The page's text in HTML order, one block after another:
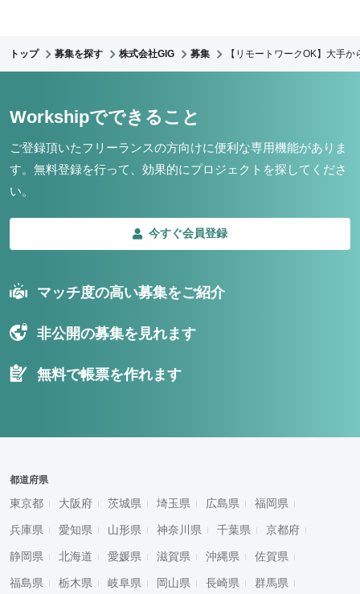
トップ 募集を探す 株式会社GIG 募集 【リモートワークOK】大手
Workshipでできること
ご登録頂いたフリーランスの方向けに便利な専用機能がありま
す。 無料登録を行って、効果的にプロジェクトを探してくださ
い。
今すぐ会員登録
マッチ度の高い募集をご紹介
非公開の募集を見れます
無料で帳票を作れます
都道府県
東京都 大阪府 茨城県 埼玉県 広島県 福岡県
兵庫県 愛知県 山形県 神奈川県 千葉県 京都府
静岡県 北海道 愛媛県 滋賀県 沖縄県 佐賀県
福島県 栃木県 岐阜県 岡山県 長崎県 群馬県